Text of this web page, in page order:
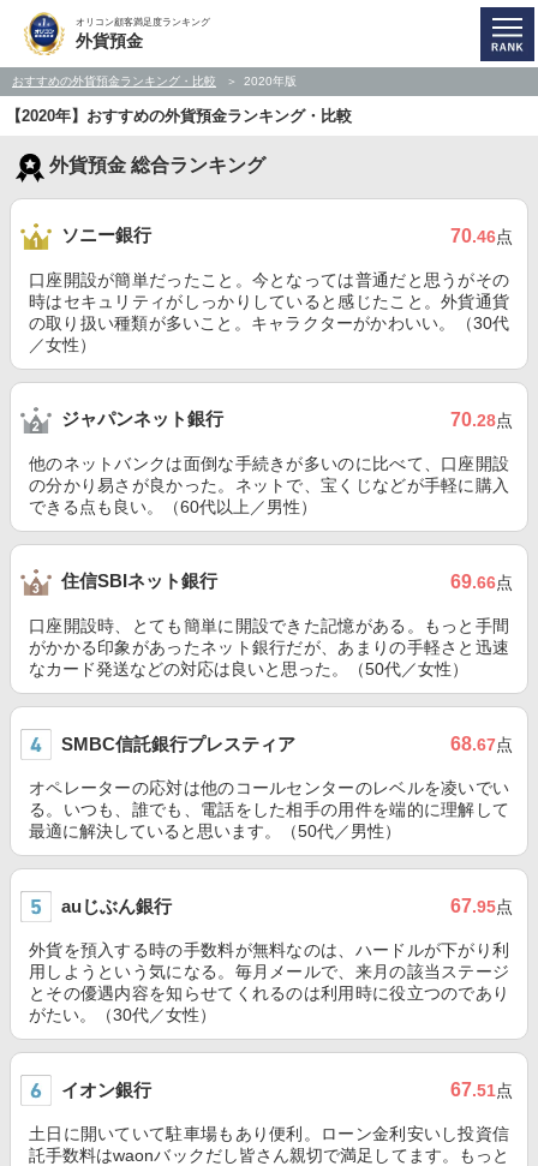
オリコン顧客満足度ランキング
外貨預金
おすすめの外貨預金ランキング・比較 2020年版
【2020年】おすすめの外貨預金ランキング・比較
外貨預金 総合ランキング
ソニー銀行 70.46点
口座開設が簡単だったこと。今となっては普通だと思うがその
時はセキュリティがしっかりしていると感じたこと。外貨通貨
の取り扱い種類が多いこと。キャラクターがかわいい。（30代
／女性）
ジャパンネット銀行 70.28点
他のネットバンクは面倒な手続きが多いのに比べて、口座開設
の分かり易さが良かった。ネットで、宝くじなどが手軽に購入
できる点も良い。（60代以上／男性）
住信SBIネット銀行 69.66点
口座開設時、とても簡単に開設できた記憶がある。もっと手間
がかかる印象があったネット銀行だが、あまりの手軽さと迅速
なカード発送などの対応は良いと思った。（50代／女性）
SMBC信託銀行プレスティア 68.67点
オペレーターの応対は他のコールセンターのレベルを凌いでい
る。いつも、誰でも、電話をした相手の用件を端的に理解して
最適に解決していると思います。（50代／男性）
auじぶん銀行 67.95点
外貨を預入する時の手数料が無料なのは、ハードルが下がり利
用しようという気になる。毎月メールで、来月の該当ステージ
とその優遇内容を知らせてくれるのは利用時に役立つのであり
がたい。（30代／女性）
イオン銀行 67.51点
土日に開いていて駐車場もあり便利。ローン金利安いし投資信
託手数料はwaonバックだし皆さん親切で満足してます。もっと